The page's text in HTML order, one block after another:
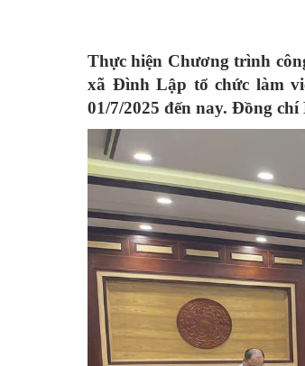
Thực hiện Chương trình
xã Đình Lập tổ chức làm
01/7/2025 đến nay. Đồng